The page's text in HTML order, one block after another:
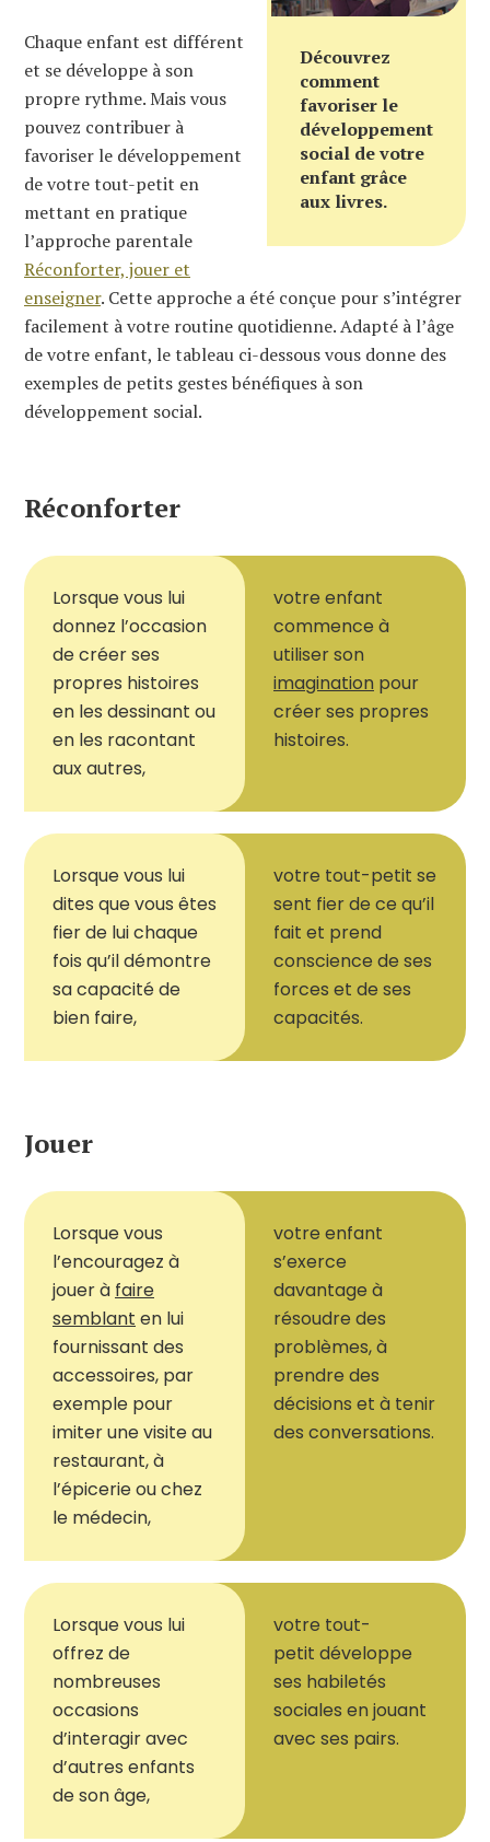
Découvrez
comment
favoriser le
développement
social de votre
enfant grâce
aux livres.
Chaque enfant est différent
et se développe à son
propre rythme. Mais vous
pouvez contribuer à
favoriser le développement
de votre tout-petit en
mettant en pratique
l’approche parentale
Réconforter, jouer et
enseigner. Cette approche a été conçue pour s’intégrer
facilement à votre routine quotidienne. Adapté à l’âge
de votre enfant, le tableau ci-dessous vous donne des
exemples de petits gestes bénéfiques à son
développement social.
Réconforter
Lorsque vous lui
donnez l’occasion
de créer ses
propres histoires
en les dessinant ou
en les racontant
aux autres,
votre enfant
commence à
utiliser son
imagination pour
créer ses propres
histoires.
Lorsque vous lui
dites que vous êtes
fier de luichaque
fois qu’il démontre
sa capacité de
bien faire,
votre tout-petit se
sent fier de ce qu’il
fait et prend
conscience de ses
forces et de ses
capacités.
Jouer
Lorsque vous
l’encouragez à
jouer à faire
semblant en lui
fournissant des
accessoires, par
exemple pour
imiter une visite au
restaurant, à
l’épicerie ou chez
le médecin,
votre enfant
s’exerce
davantage à
résoudre des
problèmes, à
prendre des
décisions et à tenir
des conversations.
Lorsque vous lui
offrez de
nombreuses
occasions
d’interagir avec
d’autres enfants
de son âge,
votre tout-
petit développe
ses habiletés
sociales en jouant
avec ses pairs.